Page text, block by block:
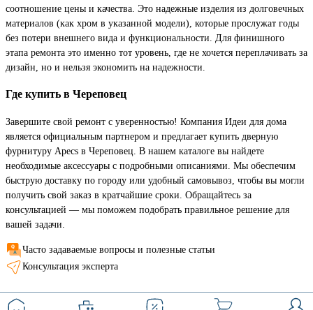
соотношение цены и качества. Это надежные изделия из долговечных
материалов (как хром в указанной модели), которые прослужат годы
без потери внешнего вида и функциональности. Для финишного
этапа ремонта это именно тот уровень, где не хочется переплачивать за
дизайн, но и нельзя экономить на надежности.
Где купить в Череповец
Завершите свой ремонт с уверенностью! Компания Идеи для дома
является официальным партнером и предлагает купить дверную
фурнитуру Apecs в Череповец. В нашем каталоге вы найдете
необходимые аксессуары с подробными описаниями. Мы обеспечим
быструю доставку по городу или удобный самовывоз, чтобы вы могли
получить свой заказ в кратчайшие сроки. Обращайтесь за
консультацией — мы поможем подобрать правильное решение для
вашей задачи.
Часто задаваемые вопросы и полезные статьи
Консультация эксперта